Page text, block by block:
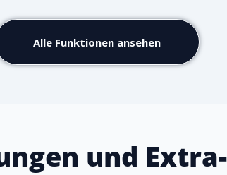
Alle Funktionen ansehen
und